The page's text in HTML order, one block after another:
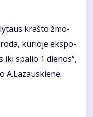
kraš­to žmo­
ku­rio­je eks­po­
iki spa­lio 1 die­nos“,
A.La­zaus­kie­nė.